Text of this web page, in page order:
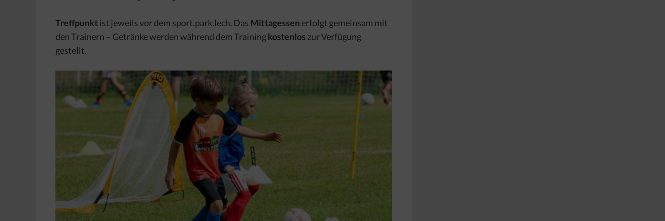
Treffpunkt ist jeweils vor dem sport.park.lech. Das Mittagessen erfolgt gemeinsam mit
den Trainern – Getränke werden während dem Trainingkostenlos zur Verfügung
gestellt.